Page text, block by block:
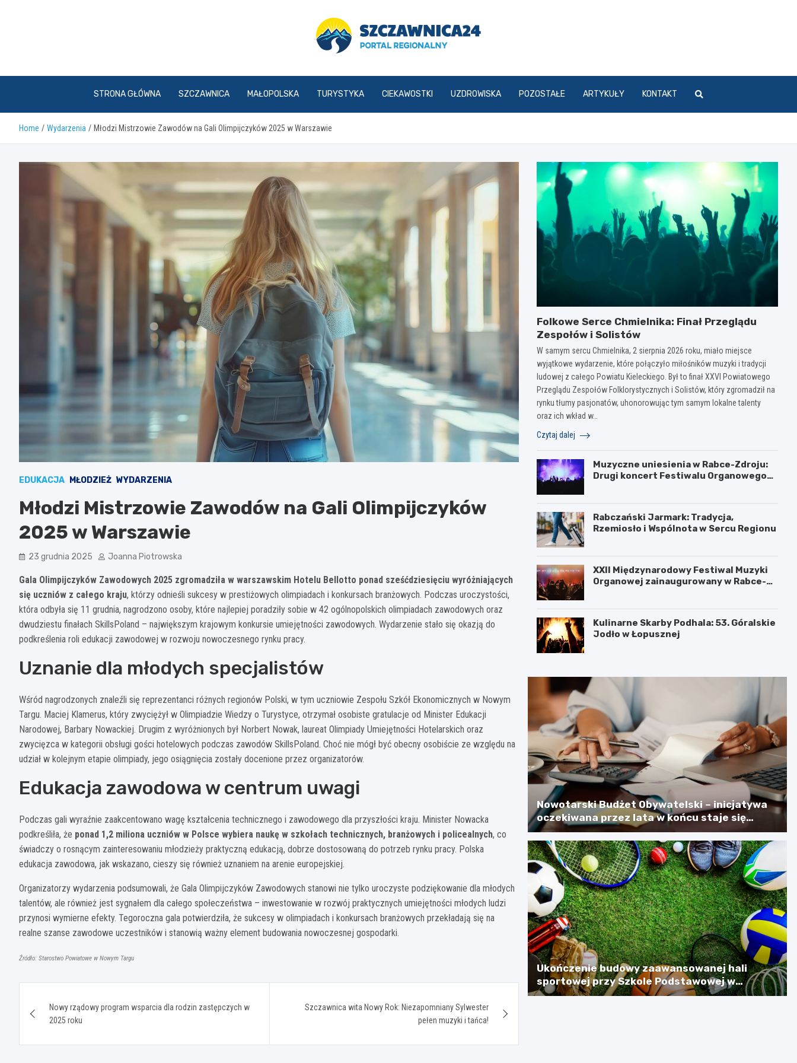
szczawnica24.pl
STRONA GŁÓWNA SZCZAWNICA MAŁOPOLSKA TURYSTYKA CIEKAWOSTKI UZDROWISKA POZOSTAŁE ARTYKUŁY KONTAKT
Home Wydarzenia Młodzi Mistrzowie Zawodów na Gali Olimpijczyków 2025 w Warszawie
EDUKACJA MŁODZIEŻ WYDARZENIA
Młodzi Mistrzowie Zawodów na Gali Olimpijczyków
2025 w Warszawie
23 grudnia 2025 Joanna Piotrowska
Gala Olimpijczyków Zawodowych 2025 zgromadziła w warszawskim Hotelu Bellotto ponad sześćdziesięciu wyróżniających
się uczniów z całego kraju, którzy odnieśli sukcesy w prestiżowych olimpiadach i konkursach branżowych. Podczas uroczystości,
która odbyła się 11 grudnia, nagrodzono osoby, które najlepiej poradziły sobie w 42 ogólnopolskich olimpiadach zawodowych oraz
dwudziestu finałach SkillsPoland – największym krajowym konkursie umiejętności zawodowych. Wydarzenie stało się okazją do
podkreślenia roli edukacji zawodowej w rozwoju nowoczesnego rynku pracy.
Uznanie dla młodych specjalistów
Wśród nagrodzonych znaleźli się reprezentanci różnych regionów Polski, w tym uczniowie Zespołu Szkół Ekonomicznych w Nowym
Targu. Maciej Klamerus, który zwyciężył w Olimpiadzie Wiedzy o Turystyce, otrzymał osobiste gratulacje od Minister Edukacji
Narodowej, Barbary Nowackiej. Drugim z wyróżnionych był Norbert Nowak, laureat Olimpiady Umiejętności Hotelarskich oraz
zwycięzca w kategorii obsługi gości hotelowych podczas zawodów SkillsPoland. Choć nie mógł być obecny osobiście ze względu na
udział w kolejnym etapie olimpiady, jego osiągnięcia zostały docenione przez organizatorów.
Edukacja zawodowa w centrum uwagi
Podczas gali wyraźnie zaakcentowano wagę kształcenia technicznego i zawodowego dla przyszłości kraju. Minister Nowacka
podkreśliła, że ponad 1,2 miliona uczniów w Polsce wybiera naukę w szkołach technicznych, branżowych i policealnych, co
świadczy o rosnącym zainteresowaniu młodzieży praktyczną edukacją, dobrze dostosowaną do potrzeb rynku pracy. Polska
edukacja zawodowa, jak wskazano, cieszy się również uznaniem na arenie europejskiej.
Organizatorzy wydarzenia podsumowali, że Gala Olimpijczyków Zawodowych stanowi nie tylko uroczyste podziękowanie dla młodych
talentów, ale również jest sygnałem dla całego społeczeństwa – inwestowanie w rozwój praktycznych umiejętności młodych ludzi
przynosi wymierne efekty. Tegoroczna gala potwierdziła, że sukcesy w olimpiadach i konkursach branżowych przekładają się na
realne szanse zawodowe uczestników i stanowią ważny element budowania nowoczesnej gospodarki.
Źródło: Starostwo Powiatowe w Nowym Targu
wpisuNowy rządowy program wsparcia dla rodzin zastępczych w
2025 roku
Szczawnica wita Nowy Rok: Niezapomniany Sylwester
pełen muzyki i tańca!
Folkowe Serce Chmielnika: Finał Przeglądu
Zespołów i Solistów
W samym sercu Chmielnika, 2 sierpnia 2026 roku, miało miejsce
wyjątkowe wydarzenie, które połączyło miłośników muzyki i tradycji
ludowej z całego Powiatu Kieleckiego. Był to finał XXVI Powiatowego
Przeglądu Zespołów Folklorystycznych i Solistów, który zgromadził na
rynku tłumy pasjonatów, uhonorowując tym samym lokalne talenty
oraz ich wkład w…
Czytaj dalej
Muzyczne uniesienia w Rabce-Zdroju:
Drugi koncert Festiwalu Organowego
Rabczański Jarmark: Tradycja,
Rzemiosło i Wspólnota w Sercu Regionu
XXII Międzynarodowy Festiwal Muzyki
Organowej zainaugurowany w Rabce-
Kulinarne Skarby Podhala: 53. Góralskie
Jodło w Łopusznej
Nowotarski Budżet Obywatelski – inicjatywa
oczekiwana przez lata w końcu staje się
rzeczywistością
Ukończenie budowy zaawansowanej hali
sportowej przy Szkole Podstawowej w
Szlachtowej